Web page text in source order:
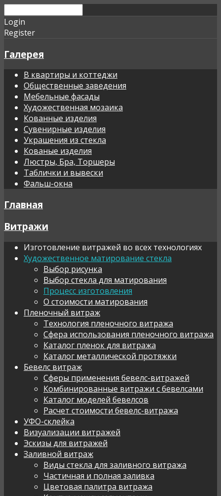
Login
Register
Галерея
В квартиры и коттеджи
Общественные заведения
Мебельные фасады
Художественная мозаика
Кованные изделия
Сувенирные изделия
Украшения из стекла
Кованые изделия
Люстры, Бра, Торшеры
Таблички и вывески
Фальш-окна
Главная
Витражи
Изготовление витражей во всех технологиях
Художественное матирование стекла
Выбор рисунка
Выбор стекла для матирования
Процесс изготовления
О стоимости матирования
Пленочный витраж
Технология пленочного витража
Сфера использования пленочного витража
Каталог пленок для витража
Каталог металлической протяжки
Бевелс витраж
Сферы применения бевелс-витражей
Комбинированные витражи с бевелсами
Каталог моделей бевелсов
Расчет стоимости бевелс-витража
УФО-склейка
Визуализации витражей
Эскизы для витражей
Заливной витраж
Виды стекла для заливного витража
Частичная и полная заливка
Цветовая палитра витража